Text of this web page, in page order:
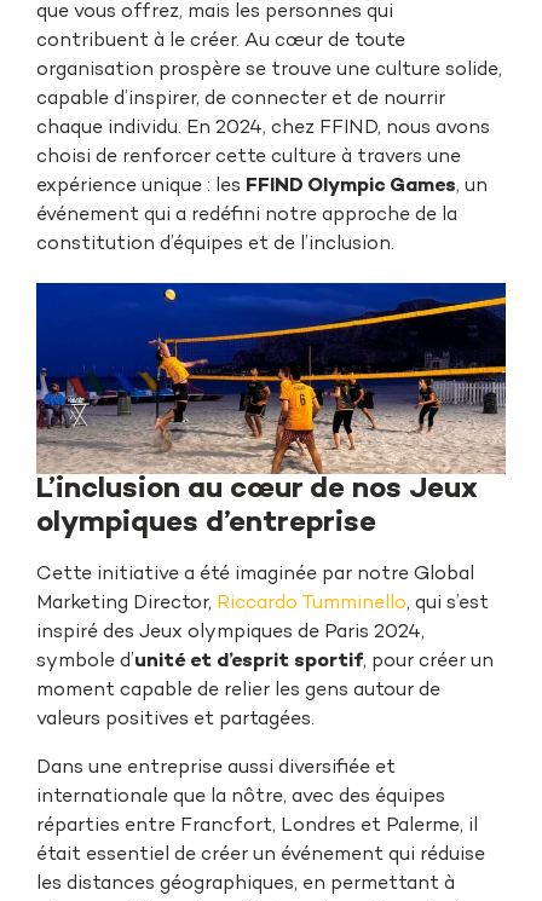
que vous offrez, mais les personnes qui
contribuent à le créer. Au cœur de toute
organisation prospère se trouve une culture solide,
capable d’inspirer, de connecter et de nourrir
chaque individu. En 2024, chez FFIND, nous avons
choisi de renforcer cette culture à travers une
expérience unique : les FFIND Olympic Games, un
événement qui a redéfini notre approche de la
constitution d’équipes et de l’inclusion.
L’inclusion au cœur de nos Jeux
olympiques d’entreprise
Cette initiative a été imaginée par notre Global
Marketing Director, Riccardo Tumminello, qui s’est
inspiré des Jeux olympiques de Paris 2024,
symbole d’unité et d’esprit sportif, pour créer un
moment capable de relier les gens autour de
valeurs positives et partagées.
Dans une entreprise aussi diversifiée et
internationale que la nôtre, avec des équipes
réparties entre Francfort, Londres et Palerme, il
était essentiel de créer un événement qui réduise
les distances géographiques, en permettant à